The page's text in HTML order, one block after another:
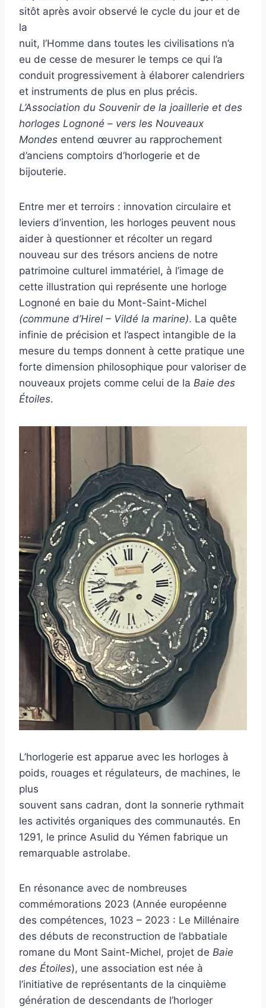
sitôt après avoir observé le cycle du jour et de
la
nuit, l’Homme dans toutes les civilisations n’a
eu de cesse de mesurer le temps ce qui l’a
conduit progressivement à élaborer calendriers
et instruments de plus en plus précis.
L’Association du Souvenir de la joaillerie et des
horloges Lognoné – vers les Nouveaux
Mondes entend œuvrer au rapprochement
d’anciens comptoirs d’horlogerie et de
bijouterie.
Entre mer et terroirs : innovation circulaire et
leviers d’invention, les horloges peuvent nous
aider à questionner et récolter un regard
nouveau sur des trésors anciens de notre
patrimoine culturel immatériel, à l’image de
cette illustration qui représente une horloge
Lognoné en baie du Mont-Saint-Michel
(commune d’Hirel – Vildé la marine). La quête
infinie de précision et l’aspect intangible de la
mesure du temps donnent à cette pratique une
forte dimension philosophique pour valoriser de
nouveaux projets comme celui de la Baie des
Étoiles.
L’horlogerie est apparue avec les horloges à
poids, rouages et régulateurs, de machines, le
plus
souvent sans cadran, dont la sonnerie rythmait
les activités organiques des communautés. En
1291, le prince Asulid du Yémen fabrique un
remarquable astrolabe.
En résonance avec de nombreuses
commémorations 2023 (Année européenne
des compétences, 1023 – 2023 : Le Millénaire
des débuts de reconstruction de l’abbatiale
romane du Mont Saint-Michel, projet de Baie
des Étoiles), une association est née à
l’initiative de représentants de la cinquième
génération de descendants de l’horloger